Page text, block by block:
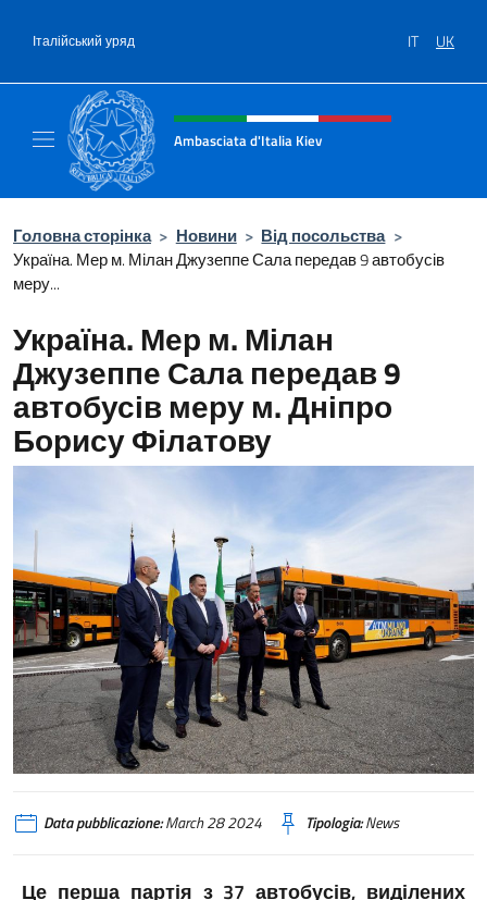
Італійський уряд IT UK
Intestazione sito, social e menù
Ambasciata d'Italia Kiev
Головна сторінка > Новини > Від посольства >
Україна. Мер м. Мілан Джузеппе Сала передав 9 автобусів
меру...
Україна. Мер м. Мілан
Джузеппе Сала передав 9
автобусів меру м. Дніпро
Борису Філатову
Data pubblicazione:March 28 2024 Tipologia:News
Це перша партія з 37 автобусів, виділених